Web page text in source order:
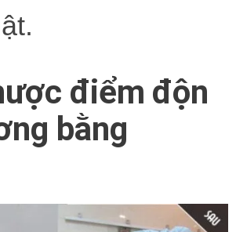
điểm độn
bằng